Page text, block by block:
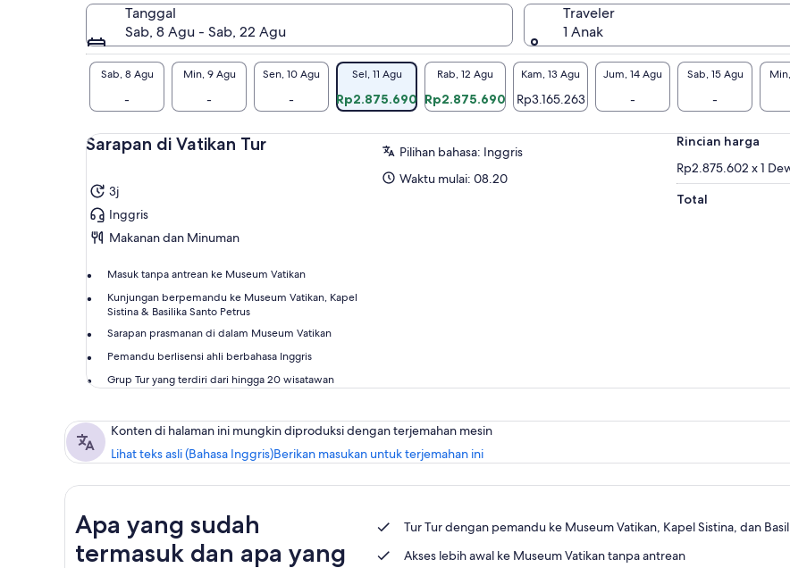
Tanggal
Sab, 8 Agu - Sab, 22 Agu
Traveler
1 Anak
Sab, 8 Agu
-
Min, 9 Agu
-
Sen, 10 Agu
-
Sel, 11 Agu
Rp2.875.690
Rab, 12 Agu
Rp2.875.690
Kam, 13 Agu
Rp3.165.263
Jum, 14 Agu
-
Sab, 15 Agu
-
Sarapan di Vatikan Tur
3j
Inggris
Makanan dan Minuman
Masuk tanpa antrean ke Museum Vatikan
Kunjungan berpemandu ke Museum Vatikan, Kapel
Sistina & Basilika Santo Petrus
Sarapan prasmanan di dalam Museum Vatikan
Pemandu berlisensi ahli berbahasa Inggris
Grup Tur yang terdiri dari hingga 20 wisatawan
Pilihan bahasa: Inggris
Waktu mulai: 08.20
Rincian harga
Rp2.875.602 x 1
Total
Konten di halaman ini mungkin diproduksi dengan terjemahan mesin
Lihat teks asli (Bahasa Inggris)Berikan masukan untuk terjemahan iniBuka
di
tab
Apa yang sudah
termasuk dan apa yang
Tur Tur dengan pemandu ke Museum Vatikan, Kapel Sistina, dan
Akses lebih awal ke Museum Vatikan tanpa antrean